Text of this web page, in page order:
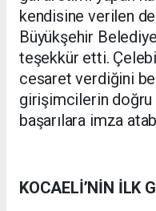
kendisine verilen
Büyükşehir Belediye
teşekkür etti.
cesaret verdiğini
girişimcilerin
başarılara imza
KOCAELİ’NİN İLK